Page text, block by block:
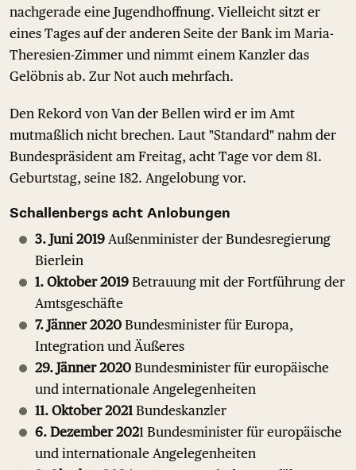
nachgerade eine Jugendhoffnung. Vielleicht sitzt er
eines Tages auf der anderen Seite der Bank im Maria-
Theresien-Zimmer und nimmt einem Kanzler das
Gelöbnis ab. Zur Not auch mehrfach.
Den Rekord von Van der Bellen wird er im Amt
mutmaßlich nicht brechen. Laut "Standard" nahm der
Bundespräsident am Freitag, acht Tage vor dem 81.
Geburtstag, seine 182. Angelobung vor.
Schallenbergs acht Anlobungen
3. Juni 2019 Außenminister der Bundesregierung
Bierlein
1. Oktober 2019 Betrauung mit der Fortführung der
Amtsgeschäfte
7. Jänner 2020 Bundesminister für Europa,
Integration und Äußeres
29. Jänner 2020 Bundesminister für europäische
und internationale Angelegenheiten
11. Oktober 2021 Bundeskanzler
6. Dezember 2021 Bundesminister für europäische
und internationale Angelegenheiten